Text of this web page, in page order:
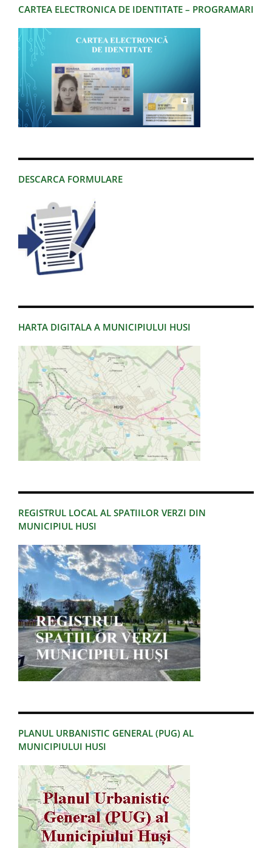
CARTEA ELECTRONICA DE IDENTITATE – PROGRAMARI
DESCARCA FORMULARE
HARTA DIGITALA A MUNICIPIULUI HUSI
REGISTRUL LOCAL AL SPATIILOR VERZI DIN
MUNICIPIUL HUSI
PLANUL URBANISTIC GENERAL (PUG) AL
MUNICIPIULUI HUSI